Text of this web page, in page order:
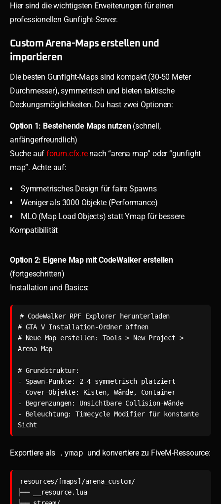
Hier sind die wichtigsten Erweiterungen für einen
professionellen Gunfight-Server.
Custom Arena-Maps erstellen und
importieren
Die besten Gunfight-Maps sind kompakt (30-50 Meter
Durchmesser), symmetrisch und bieten taktische
Deckungsmöglichkeiten. Du hast zwei Optionen:
Option 1: Bestehende Maps nutzen(schnell,
anfängerfreundlich)
Suche aufforum.cfx.renach “arena map” oder “gunfight
map”. Achte auf:
Symmetrisches Design für faire Spawns
Weniger als 3000 Objekte (Performance)
MLO (Map Load Objects) statt Ymap für bessere
Kompatibilität
Option 2: Eigene Map mit CodeWalker erstellen
(fortgeschritten)
Installation und Basics:
# CodeWalker RPF Explorer herunterladen
# GTA V Installation-Ordner öffnen
# Neue Map erstellen: Tools > New Project >
Arena Map
# Grundstruktur:
- Spawn-Punkte: 2-4 symmetrisch platziert
- Cover-Objekte: Kisten, Wände, Container
- Begrenzungen: Unsichtbare Collision-Wände
- Beleuchtung: Timecycle Modifier für konstante
Sicht
Exportiere als .ymap und konvertiere zu FiveM-Ressource:
resources/[maps]/arena_custom/
├── __resource.lua